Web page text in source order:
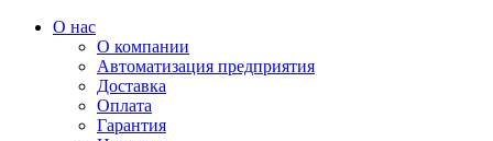
О нас
О компании
Автоматизация предприятия
Доставка
Оплата
Гарантия